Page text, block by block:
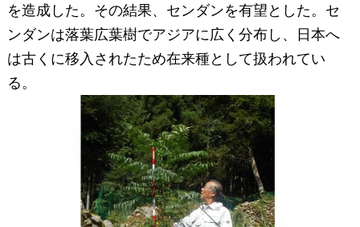
を造成した。その結果、センダンを有望とした。セ
ンダンは落葉広葉樹でアジアに広く分布し、日本へ
は古くに移入されたため在来種として扱われてい
る。